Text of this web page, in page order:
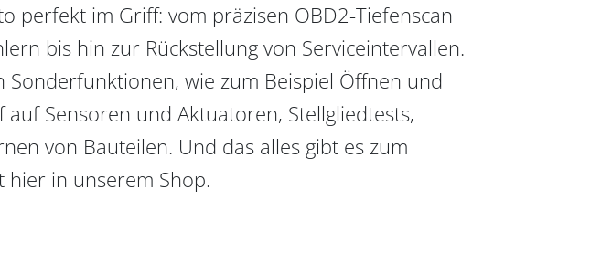
perfekt im Griff: vom präzisen OBD2-Tiefenscan
bis hin zur Rückstellung von Serviceintervallen.
wie zum Beispiel Öffnen und
Sensoren und Aktuatoren, Stellgliedtests,
von Bauteilen. Und das alles gibt es zum
hier in unserem Shop.